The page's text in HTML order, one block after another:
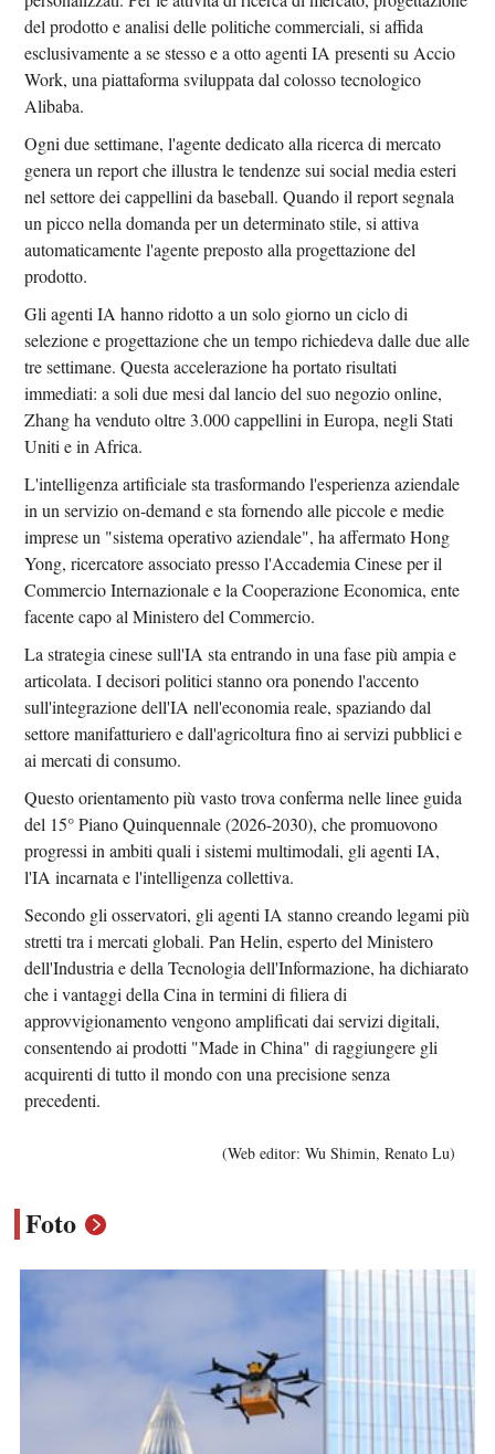
del prodotto e analisi delle politiche commerciali, si affida
esclusivamente a se stesso e a otto agenti IA presenti su Accio
Work, una piattaforma sviluppata dal colosso tecnologico
Alibaba.
Ogni due settimane, l'agente dedicato alla ricerca di mercato
genera un report che illustra le tendenze sui social media esteri
nel settore dei cappellini da baseball. Quando il report segnala
un picco nella domanda per un determinato stile, si attiva
automaticamente l'agente preposto alla progettazione del
prodotto.
Gli agenti IA hanno ridotto a un solo giorno un ciclo di
selezione e progettazione che un tempo richiedeva dalle due alle
tre settimane. Questa accelerazione ha portato risultati
immediati: a soli due mesi dal lancio del suo negozio online,
Zhang ha venduto oltre 3.000 cappellini in Europa, negli Stati
Uniti e in Africa.
L'intelligenza artificiale sta trasformando l'esperienza aziendale
in un servizio on-demand e sta fornendo alle piccole e medie
imprese un "sistema operativo aziendale", ha affermato Hong
Yong, ricercatore associato presso l'Accademia Cinese per il
Commercio Internazionale e la Cooperazione Economica, ente
facente capo al Ministero del Commercio.
La strategia cinese sull'IA sta entrando in una fase più ampia e
articolata. I decisori politici stanno ora ponendo l'accento
sull'integrazione dell'IA nell'economia reale, spaziando dal
settore manifatturiero e dall'agricoltura fino ai servizi pubblici e
ai mercati di consumo.
Questo orientamento più vasto trova conferma nelle linee guida
del 15° Piano Quinquennale (2026-2030), che promuovono
progressi in ambiti quali i sistemi multimodali, gli agenti IA,
l'IA incarnata e l'intelligenza collettiva.
Secondo gli osservatori, gli agenti IA stanno creando legami più
stretti tra i mercati globali. Pan Helin, esperto del Ministero
dell'Industria e della Tecnologia dell'Informazione, ha dichiarato
che i vantaggi della Cina in termini di filiera di
approvvigionamento vengono amplificati dai servizi digitali,
consentendo ai prodotti "Made in China" di raggiungere gli
acquirenti di tutto il mondo con una precisione senza
precedenti.
(Web editor: Wu Shimin, Renato Lu)
Foto